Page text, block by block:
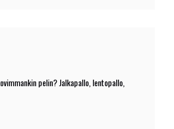
pelin? Jalkapallo, lentopallo,